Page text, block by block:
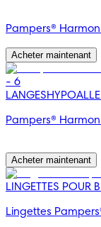
Pampers®
Acheter maintenant
- 6
LANGES
Pampers®
Acheter maintenant
LINGETTES POUR
Lingettes